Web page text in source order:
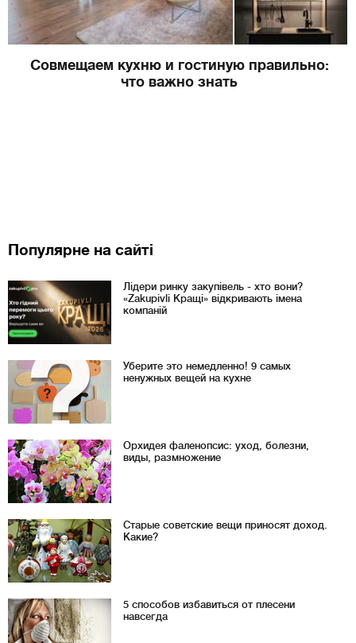
Совмещаем кухню и гостиную правильно:
что важно знать
Популярне на сайті
Лідери ринку закупівель - хто вони?
«Zakupivli Кращі» відкривають імена
компаній
Уберите это немедленно! 9 самых
ненужных вещей на кухне
Орхидея фаленопсис: уход, болезни,
виды, размножение
Старые советские вещи приносят доход.
Какие?
5 способов избавиться от плесени
навсегда